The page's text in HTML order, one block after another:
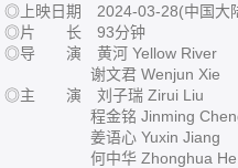
◎上映日期 2024-03-28(中国大
◎片 长 93分钟
◎导 演 黄河 Yellow River
谢文君 Wenjun Xie
◎主 演 刘子瑞 Zirui Liu
程金铭 Jinming
姜语心 Yuxin Jiang
何中华 Zhonghua He